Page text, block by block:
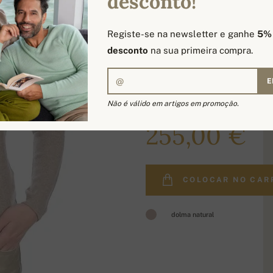
304,00 €
255,00 €
COLOCAR NO
dolma natural
Registe-se na newsletter e ganhe 5%
desconto na sua primeira compra.
Não é válido em artigos em promoção.